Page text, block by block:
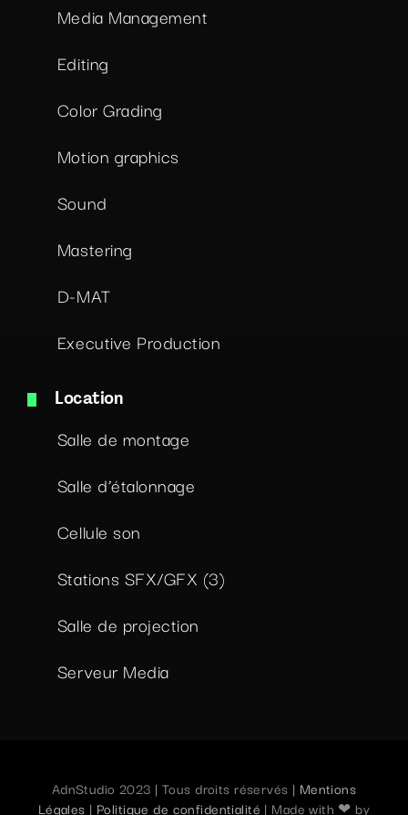
Media Management
Editing
Color Grading
Motion graphics
Sound
Mastering
D-MAT
Executive Production
Location
Salle de montage
Salle d’étalonnage
Cellule son
Stations SFX/GFX (3)
Salle de projection
Serveur Media
AdnStudio 2023 | Tous droits réservés | Mentions
Légales | Politique de confidentialité | Made with ❤ by